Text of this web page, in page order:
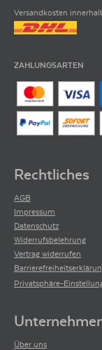
Versandkosten
ZAHLUNGSARTEN
Rechtliches
AGB
Impressum
Datenschutz
Widerrufsbelehrung
Vertrag widerrufen
Privatsphäre-
Über uns